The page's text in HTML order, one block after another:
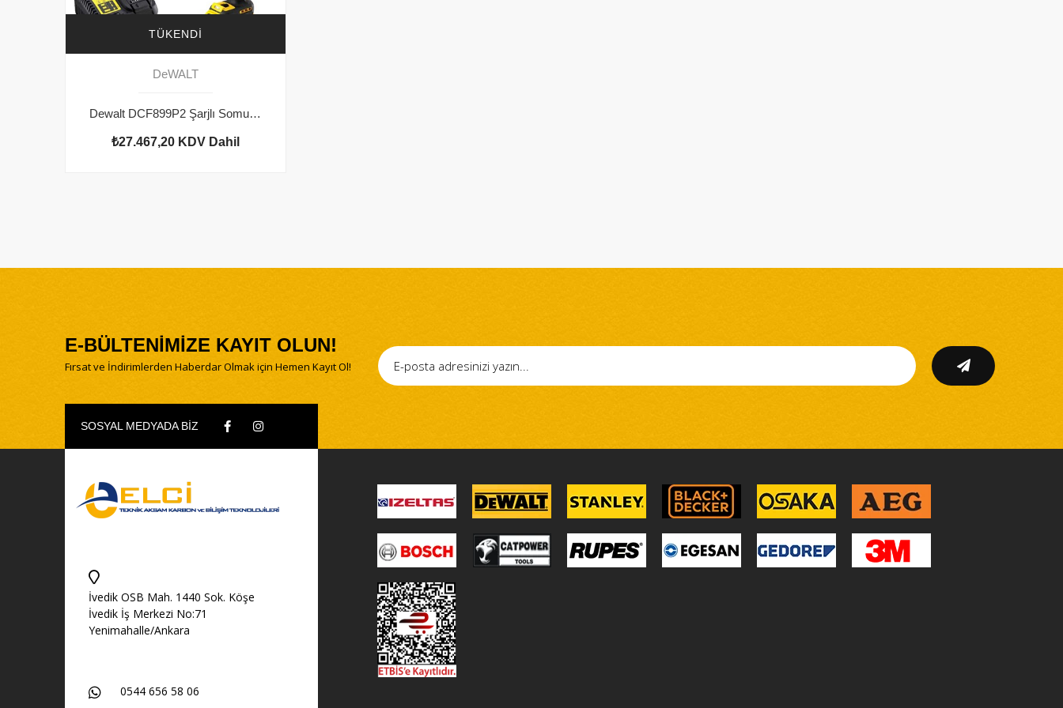
TÜKENDI
DeWALT
Dewalt DCF899P2 Şarjlı Somun Sıkma
₺27.467,20 KDV Dahil
E-BÜLTENİMİZE KAYIT OLUN!
Fırsat ve İndirimlerden Haberdar Olmak için Hemen Kayıt Ol!
SOSYAL MEDYADA BİZ
İvedik OSB Mah. 1440 Sok. Köşe
İvedik İş Merkezi No:71
Yenimahalle/Ankara
0544 656 58 06